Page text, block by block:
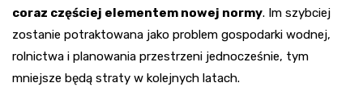
coraz częściej elementem nowej normy. Im szybciej
zostanie potraktowana jako problem gospodarki wodnej,
rolnictwa i planowania przestrzeni jednocześnie, tym
mniejsze będą straty w kolejnych latach.